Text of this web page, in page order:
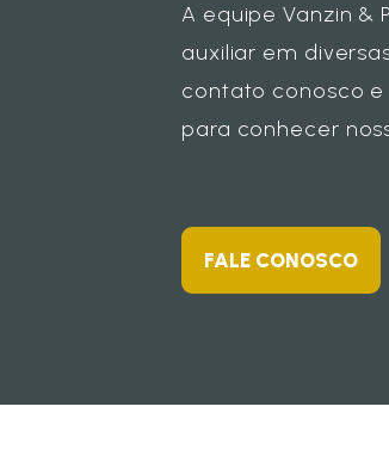
A equipe Vanzin &
auxiliar em
contato conosco
para conhecer
FALE CONOSCO